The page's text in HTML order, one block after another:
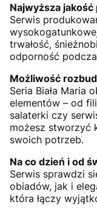
Najwyższa
Serwis
trwałość,
odporność
Możliwość
Seria Biała Maria
elementów – od
salaterki czy
możesz stworzyć
swoich potrzeb.
Na co dzień i od
Serwis sprawdzi
obiadów, jak i
która łączy